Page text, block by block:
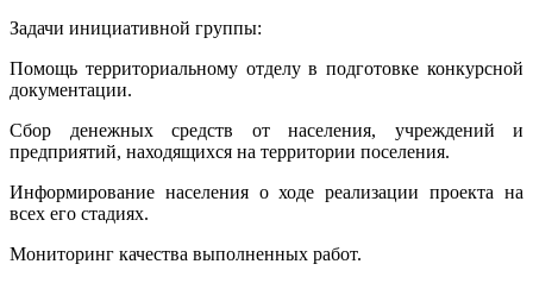
Задачи инициативной группы:
Помощь территориальному отделу в подготовке конкурсной
документации.
Сбор денежных средств от населения, учреждений и
предприятий, находящихся на территории поселения.
Информирование населения о ходе реализации проекта на
всех его стадиях.
Мониторинг качества выполненных работ.